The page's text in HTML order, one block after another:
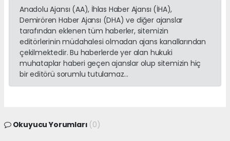
Anadolu Ajansı (AA), İhlas Haber Ajansı (İHA),
Demirören Haber Ajansı (DHA) ve diğer ajanslar
tarafından eklenen tüm haberler, sitemizin
editörlerinin müdahalesi olmadan ajans kanallarından
çekilmektedir. Bu haberlerde yer alan hukuki
muhataplar haberi geçen ajanslar olup sitemizin hiç
bir editörü sorumlu tutulamaz...
Okuyucu Yorumları (0)